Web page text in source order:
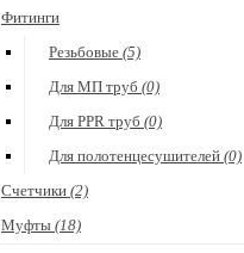
Фитинги
Резьбовые (5)
Для МП труб (0)
Для PPR труб (0)
Для полотенцесушителей (0)
Счетчики (2)
Муфты (18)